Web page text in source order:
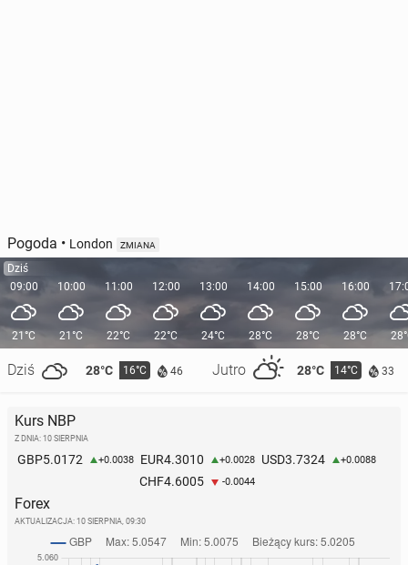
Pogoda • London ZMIANA
Dziś
09:00
21°C
Dziś 28°C 16°C 46 Jutro 28°C 14°C 33
10:00
21°C
11:00
22°C
12:00
22°C
13:00
24°C
14:00
28°C
15:00
28°C
16:00
28°C
Kurs NBP
Z DNIA: 10 SIERPNIA
GBP5.0172 +0.0038 EUR4.3010 +0.0028 USD3.7324 +0.0088
CHF4.6005 -0.0044
Forex
AKTUALIZACJA: 10 SIERPNIA, 09:30